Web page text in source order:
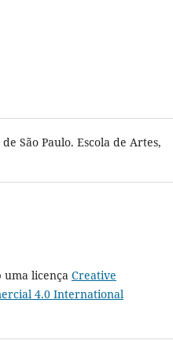
São Paulo. Escola de Artes,
uma licença Creative
4.0 International